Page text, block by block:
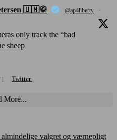
🇺🇲🥋 @ap4liberty
·
only track the “bad
sheep
Twitter
More...
valgret og værnepligt